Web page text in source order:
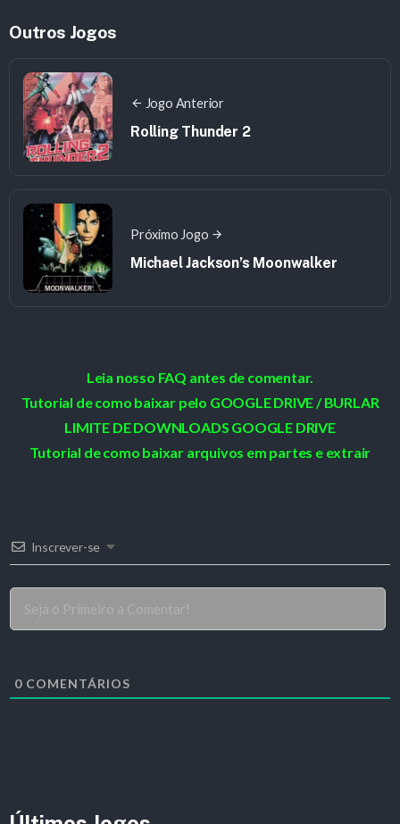
Outros Jogos
Jogo Anterior
Rolling Thunder 2
Próximo Jogo
Michael Jackson’s Moonwalker
Leia nosso FAQ antes de comentar.
Tutorial de como baixar pelo GOOGLE DRIVE / BURLAR
LIMITE DE DOWNLOADS GOOGLE DRIVE
Tutorial de como baixar arquivos em partes e extrair
Inscrever-se
0 COMENTÁRIOS